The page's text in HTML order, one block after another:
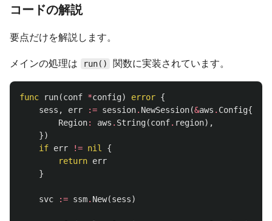
コードの解説
要点だけを解説します。
メインの処理は run() 関数に実装されています。
func run(conf *config) error {
sess , err := session. NewSession(&aws . Config{
Region: aws . String(conf. region),
})
if err != nil
{
return err
}
svc := ssm. New(sess)